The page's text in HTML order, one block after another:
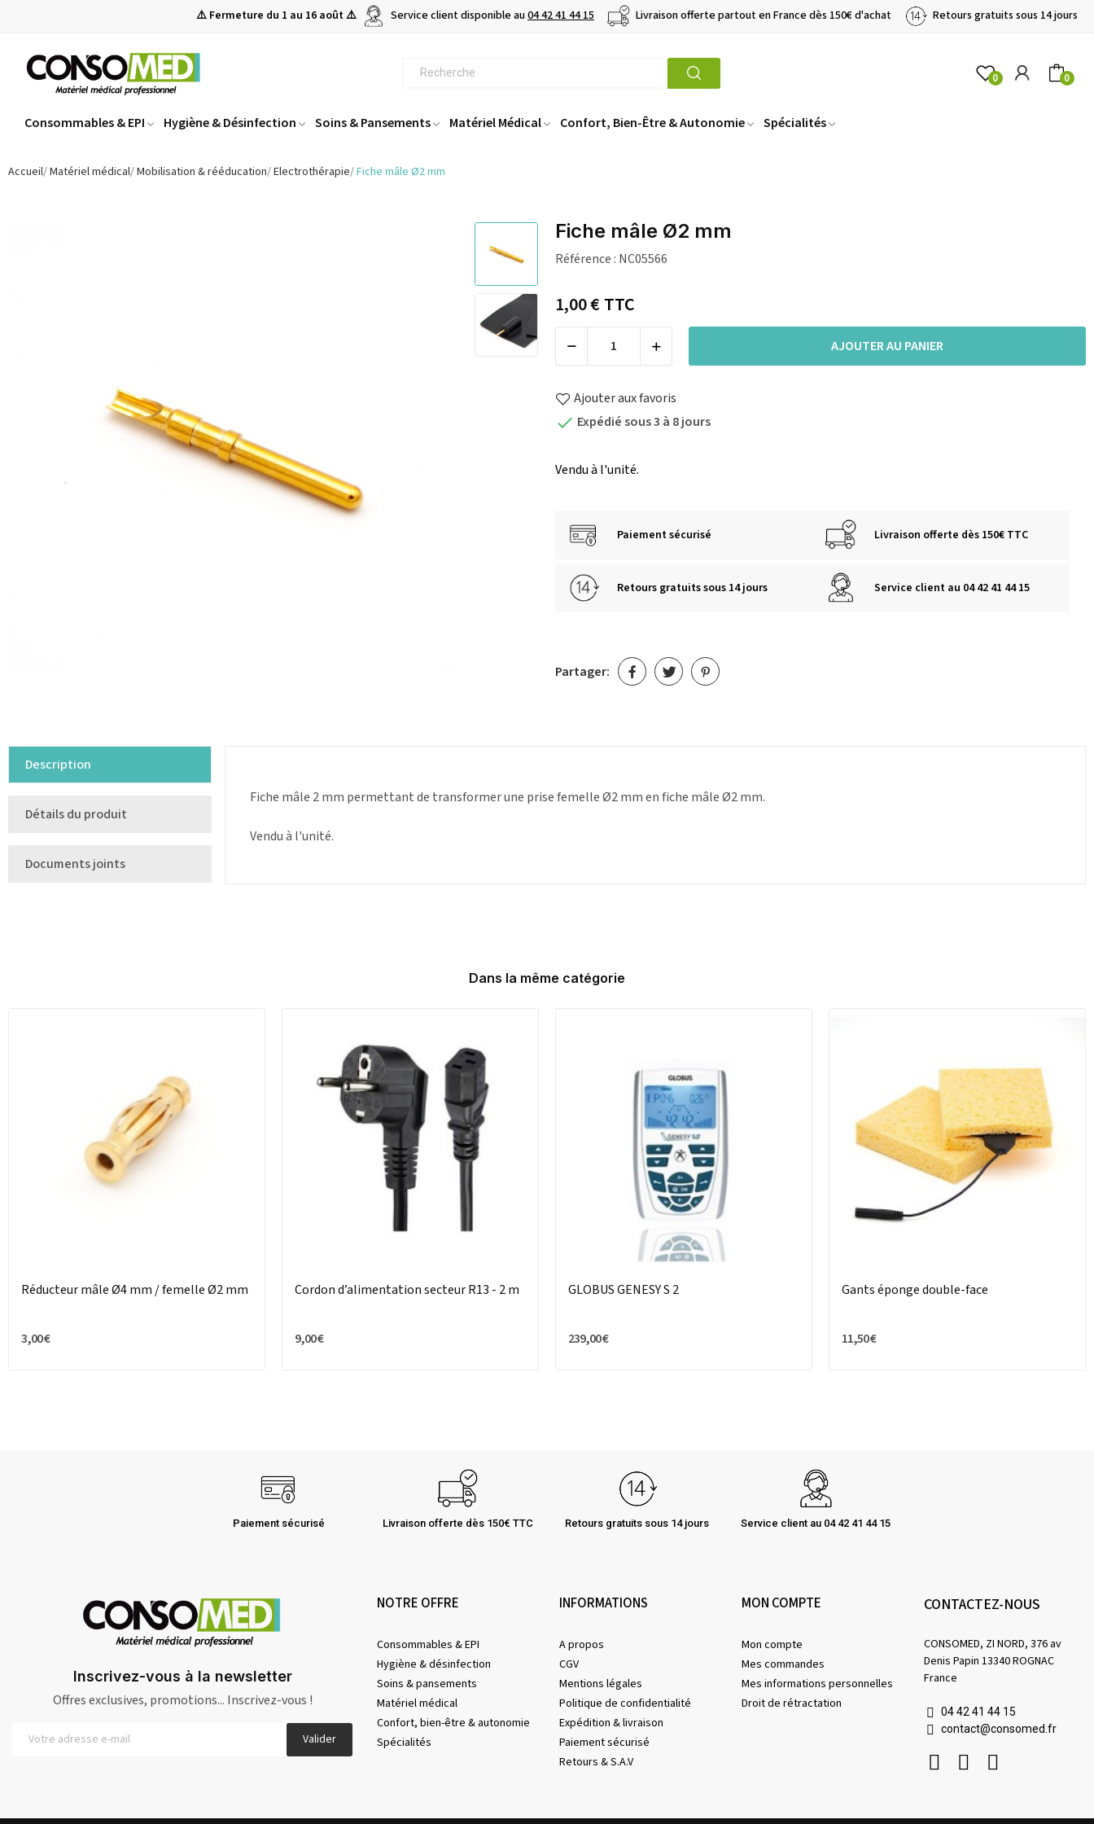
⚠️ Fermeture du 1 au 16 août ⚠️ Service client disponible au04 42 41 44 15 Livraison offerte partout en France dès 150€ d'achat Retours gratuits sous 14 jours
0 0
Consommables & EPI Hygiène & Désinfection Soins & Pansements Matériel Médical Confort, Bien-Être & Autonomie Spécialités
Accueil Matériel médical Mobilisation & rééducation Electrothérapie Fiche mâle Ø2 mm
Fiche mâle Ø2 mm
Référence : NC05566
1,00 €TTC
AJOUTER AU PANIER
Ajouter aux favoris
 Expédié sous 3 à 8 jours
Vendu à l'unité.
Paiement sécurisé Livraison offerte dès 150€ TTC
Retours gratuits sous 14 jours Service client au 04 42 41 44 15
Partager:
Description
Détails du produit
Documents joints
Fiche mâle 2 mm permettant de transformer une prise femelle Ø2 mm en fiche mâle Ø2 mm.
Vendu à l'unité.
Dans la même catégorie
Réducteur mâle Ø4 mm / femelle Ø2 mm
3,00 €
Cordon d’alimentation secteur R13 - 2 m
9,00 €
GLOBUS GENESY S 2
239,00 €
Gants éponge double-face
11,50 €
Paiement sécurisé Livraison offerte dès 150€ TTC Retours gratuits sous 14 jours Service client au 04 42 41 44 15
Inscrivez-vous à la newsletter
Offres exclusives, promotions... Inscrivez-vous !
Valider
NOTRE OFFRE
Consommables & EPI
Hygiène & désinfection
Soins & pansements
Matériel médical
Confort, bien-être & autonomie
Spécialités
INFORMATIONS
A propos
CGV
Mentions légales
Politique de confidentialité
Expédition & livraison
Paiement sécurisé
Retours & S.A.V
MON COMPTE
Mon compte
Mes commandes
Mes informations personnelles
Droit de rétractation
CONTACTEZ-NOUS
CONSOMED, ZI NORD, 376 av
Denis Papin 13340 ROGNAC
France
04 42 41 44 15
contact@consomed.fr